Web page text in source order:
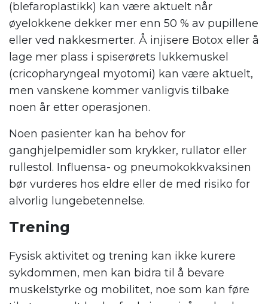
(blefaroplastikk) kan være aktuelt når
øyelokkene dekker mer enn 50 % av pupillene
eller ved nakkesmerter. Å injisere Botox eller å
lage mer plass i spiserørets lukkemuskel
(cricopharyngeal myotomi) kan være aktuelt,
men vanskene kommer vanligvis tilbake
noen år etter operasjonen.
Noen pasienter kan ha behov for
ganghjelpemidler som krykker, rullator eller
rullestol. Influensa- og pneumokokkvaksinen
bør vurderes hos eldre eller de med risiko for
alvorlig lungebetennelse.
Trening
Fysisk aktivitet og trening kan ikke kurere
sykdommen, men kan bidra til å bevare
muskelstyrke og mobilitet, noe som kan føre